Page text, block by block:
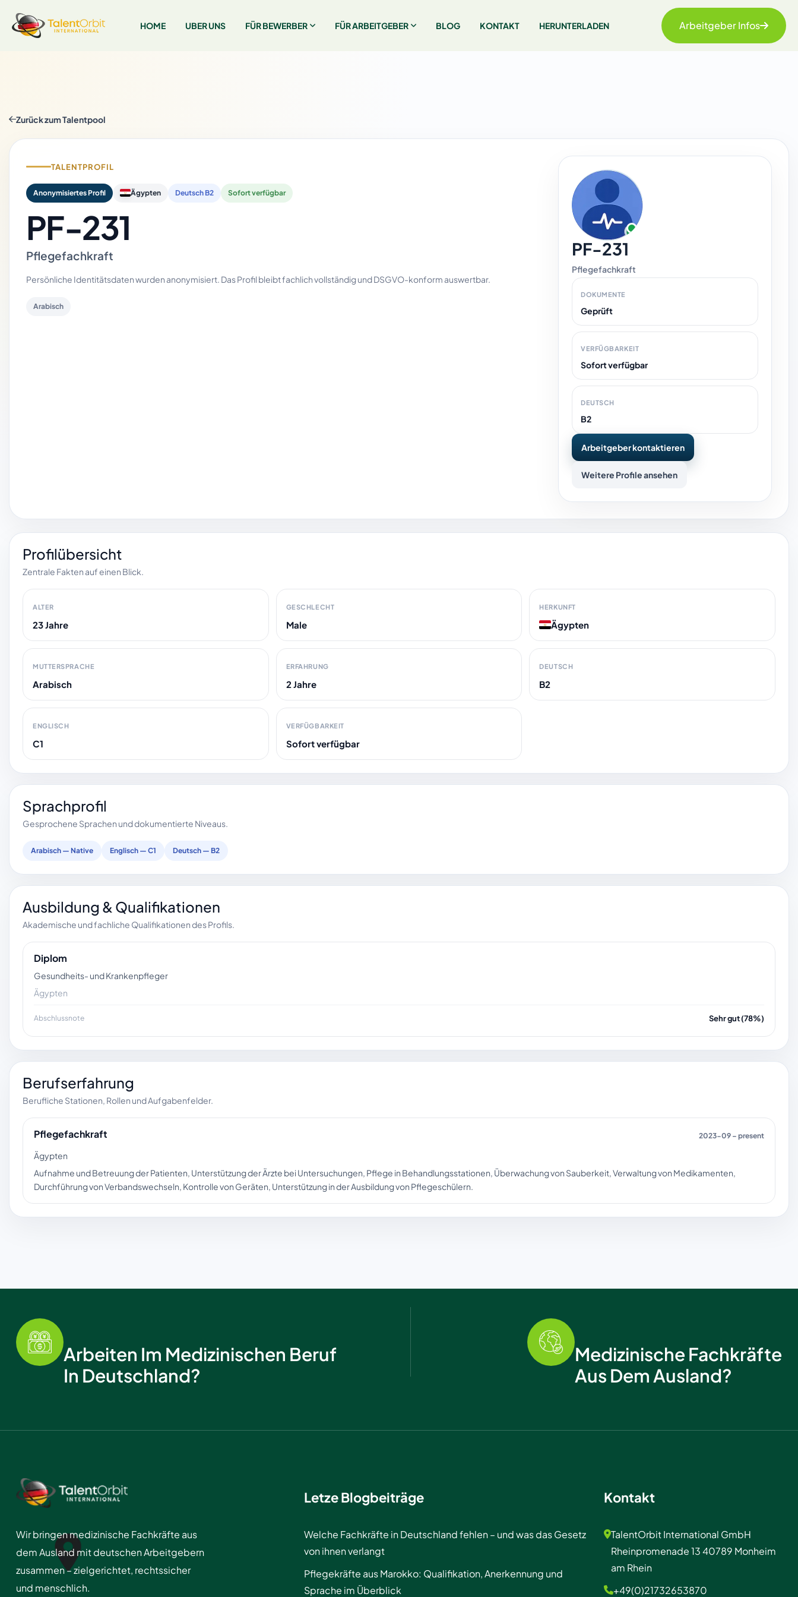
HOME UBER UNS FÜR BEWERBER FÜR ARBEITGEBER BLOG KONTAKT HERUNTERLADEN Arbeitgeber Infos
Zurück zum Talentpool
TALENTPROFIL
Anonymisiertes Profil Ägypten Deutsch B2 Sofort verfügbar
PF-231
Pflegefachkraft
Persönliche Identitätsdaten wurden anonymisiert. Das Profil bleibt fachlich vollständig und DSGVO-konform auswertbar.
Arabisch
PF-231
Pflegefachkraft
DOKUMENTE
Geprüft
VERFÜGBARKEIT
Sofort verfügbar
DEUTSCH
B2
Arbeitgeber kontaktieren
Weitere Profile ansehen
Profilübersicht
Zentrale Fakten auf einen Blick.
ALTER
23 Jahre
GESCHLECHT
Male
HERKUNFT
Ägypten
MUTTERSPRACHE
Arabisch
ERFAHRUNG
2 Jahre
DEUTSCH
B2
ENGLISCH
C1
VERFÜGBARKEIT
Sofort verfügbar
Sprachprofil
Gesprochene Sprachen und dokumentierte Niveaus.
Arabisch — Native Englisch — C1 Deutsch — B2
Ausbildung & Qualifikationen
Akademische und fachliche Qualifikationen des Profils.
Diplom
Gesundheits- und Krankenpfleger
Ägypten
Abschlussnote Sehr gut (78%)
Berufserfahrung
Berufliche Stationen, Rollen und Aufgabenfelder.
Pflegefachkraft 2023-09 – present
Ägypten
Aufnahme und Betreuung der Patienten, Unterstützung der Ärzte bei Untersuchungen, Pflege in Behandlungsstationen, Überwachung von Sauberkeit, Verwaltung von Medikamenten,
Durchführung von Verbandswechseln, Kontrolle von Geräten, Unterstützung in der Ausbildung von Pflegeschülern.
Arbeiten Im Medizinischen Beruf
In Deutschland?
Medizinische Fachkräfte
Aus Dem Ausland?
Wir bringen medizinische Fachkräfte aus
dem Ausland mit deutschen Arbeitgebern
zusammen – zielgerichtet, rechtssicher
und menschlich.
Letze Blogbeiträge
Welche Fachkräfte in Deutschland fehlen – und was das Gesetz
von ihnen verlangt
Pflegekräfte aus Marokko: Qualifikation, Anerkennung und
Sprache im Überblick
Kontakt
TalentOrbit International GmbH
Rheinpromenade 13 40789 Monheim
am Rhein
+49(0)21732653870